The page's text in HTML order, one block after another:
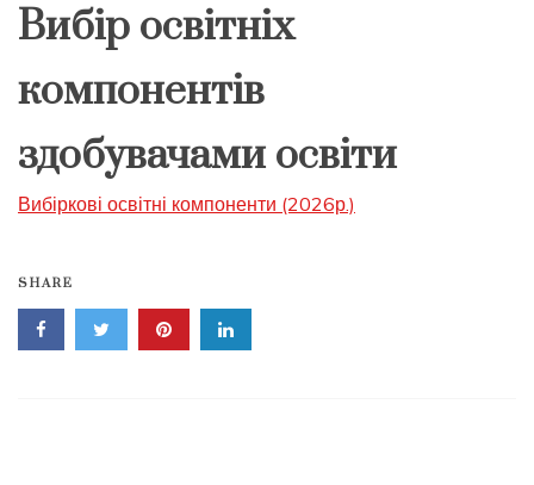
Вибір освітніх
компонентів
здобувачами освіти
Вибіркові освітні компоненти (2026р.)
SHARE